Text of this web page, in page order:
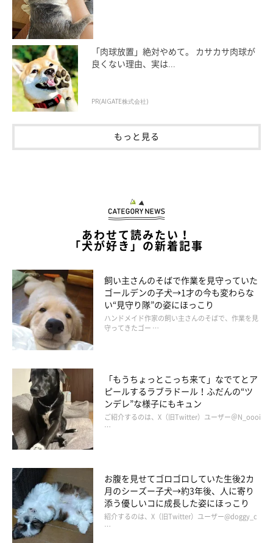
子犬時代のたまごちゃん。「つぶらな瞳がチャームポイントです」と飼い主
さん。
@tamago.mameshiba
時は「たぬき顔」で足が短く、まるで「コロコロしたぬいぐるみ
のようだった」という、たまごちゃん。それが生後6カ月になる
ころには柴犬らしい毛になってきて、モフモフ感も出てきたのだ
とか。
こんなエピソードを話しています。
飼い主さん：
「お迎え当時はトイレの失敗が多かったのですが、生後6カ月に
「肉球放置」絶対やめて。 カサカサ肉球が
良くない理由、実は...
PR(AIGATE株式会社)
もっと見る
あわせて読みたい！
「犬が好き」の新着記事
飼い主さんのそばで作業を見守っていた
ゴールデンの子犬→1才の今も変わらな
い“見守り隊”の姿にほっこり
ハンドメイド作家の飼い主さんのそばで、作業を見
守ってきたゴー …
「もうちょっとこっち来て」なでてとア
ピールするラブラドール！ふだんの“ツ
ンデレ”な様子にもキュン
ご紹介するのは、X（旧Twitter）ユーザー＠N_oooi
…
お腹を見せてゴロゴロしていた生後2カ
月のシーズー子犬→約3年後、人に寄り
添う優しいコに成長した姿にほっこり
紹介するのは、X（旧Twitter）ユーザー@doggy_c
…